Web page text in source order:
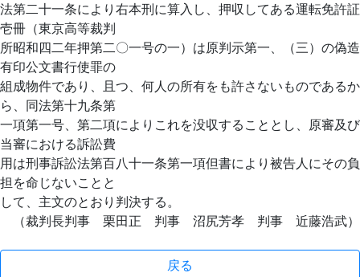
法第二十一条により右本刑に算入し、押収してある運転免許証
壱冊（東京高等裁判
所昭和四二年押第二〇一号の一）は原判示第一、（三）の偽造
有印公文書行使罪の
組成物件であり、且つ、何人の所有をも許さないものであるか
ら、同法第十九条第
一項第一号、第二項によりこれを没収することとし、原審及び
当審における訴訟費
用は刑事訴訟法第百八十一条第一項但書により被告人にその負
担を命じないことと
して、主文のとおり判決する。
（裁判長判事 栗田正 判事 沼尻芳孝 判事 近藤浩武）
戻る